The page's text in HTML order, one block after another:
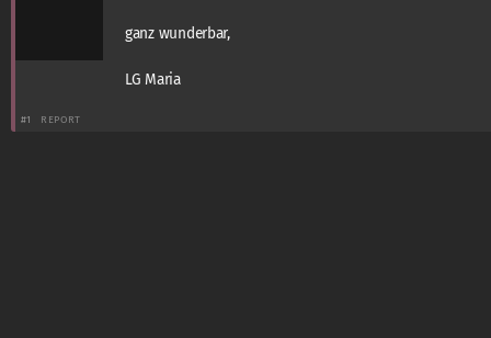
ganz wunderbar,
LG Maria
#1 REPORT